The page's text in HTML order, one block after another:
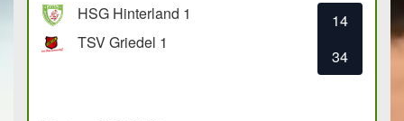
HSG Hinterland 1
TSV Griedel 1
14
34